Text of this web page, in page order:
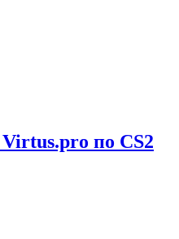
по CS2